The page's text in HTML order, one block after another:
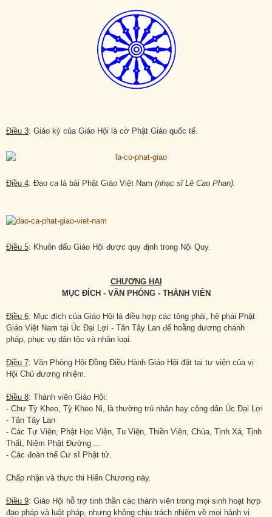
Điều 3: Giáo kỳ của Giáo Hội là cờ Phật Giáo quốc tế.
Điều 4: Đạo ca là bài Phật Giáo Việt Nam (nhạc sĩ Lê Cao Phan).
Điều 5: Khuôn dấu Giáo Hội được quy định trong Nội Quy.
CHƯƠNG HAI
MỤC ĐÍCH - VĂN PHÒNG - THÀNH VIÊN
Điều 6: Mục đích của Giáo Hội là điều hợp các tông phái, hệ phái Phật
Giáo Việt Nam tại Úc Đại Lợi - Tân Tây Lan để hoằng dương chánh
pháp, phục vụ dân tộc và nhân loại.
Điều 7: Văn Phòng Hội Đồng Điều Hành Giáo Hội đặt tại tự viện của vị
Hội Chủ đương nhiệm.
Điều 8: Thành viên Giáo Hội:
- Chư Tỳ Kheo, Tỳ Kheo Ni, là thường trú nhân hay công dân Úc Đại Lợi
- Tân Tây Lan
- Các Tự Viện, Phật Học Viện, Tu Viện, Thiền Viện, Chùa, Tịnh Xá, Tịnh
Thất, Niệm Phật Đường ...
- Các đoàn thể Cư sĩ Phật tử.
Chấp nhận và thực thi Hiến Chương này.
Điều 9: Giáo Hội hỗ trợ tinh thần các thành viên trong mọi sinh hoạt hợp
đạo pháp và luật pháp, nhưng không chịu trách nhiệm về mọi hành vi